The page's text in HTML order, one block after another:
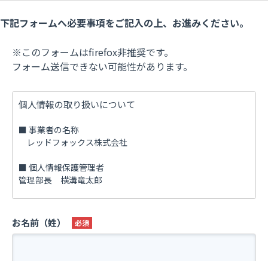
下記フォームへ必要事項をご記入の上、お進みください。
※このフォームはfirefox非推奨です。
フォーム送信できない可能性があります。
個人情報の取り扱いについて
■ 事業者の名称
レッドフォックス株式会社
■ 個人情報保護管理者
管理部長 横溝竜太郎
(1)お客様からのお問い合わせに、回答させていただくため
(2)各種資料の送付、その他、お客様がお求めになられたサー
お名前（姓）